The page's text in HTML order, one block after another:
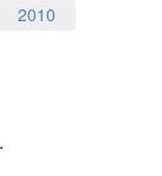
2010